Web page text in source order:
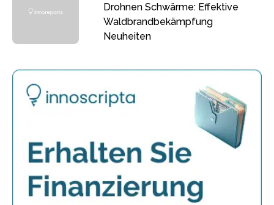
Drohnen Schwärme: Effektive
Waldbrandbekämpfung
Neuheiten